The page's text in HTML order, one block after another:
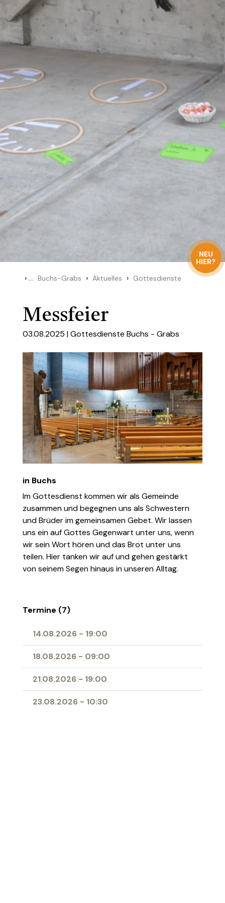
NEU
HIER?
› ... Buchs-Grabs › Aktuelles › Gottesdienste
Messfeier
03.08.2025 |Gottesdienste Buchs - Grabs
in Buchs
Im Gottesdienst kommen wir als Gemeinde
zusammen und begegnen uns als Schwestern
und Brüder im gemeinsamen Gebet. Wir lassen
uns ein auf Gottes Gegenwart unter uns, wenn
wir sein Wort hören und das Brot unter uns
teilen. Hier tanken wir auf und gehen gestärkt
von seinem Segen hinaus in unseren Alltag.
Termine (7)
14.08.2026 - 19:00
18.08.2026 - 09:00
21.08.2026 - 19:00
23.08.2026 - 10:30